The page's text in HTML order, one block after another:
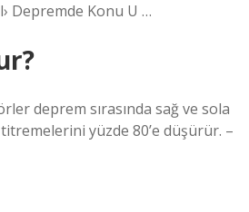
Depremde Konu U …
deprem sırasında sağ ve sola
yüzde 80’e düşürür. –